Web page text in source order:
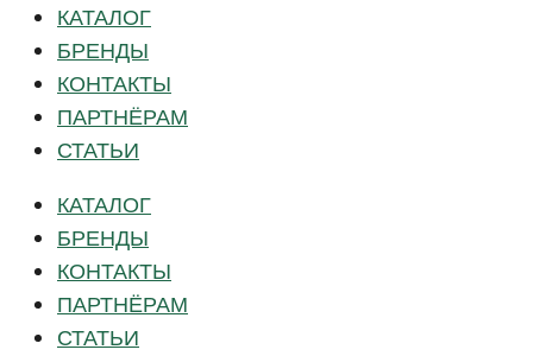
КАТАЛОГ
БРЕНДЫ
КОНТАКТЫ
ПАРТНЁРАМ
СТАТЬИ
КАТАЛОГ
БРЕНДЫ
КОНТАКТЫ
ПАРТНЁРАМ
СТАТЬИ